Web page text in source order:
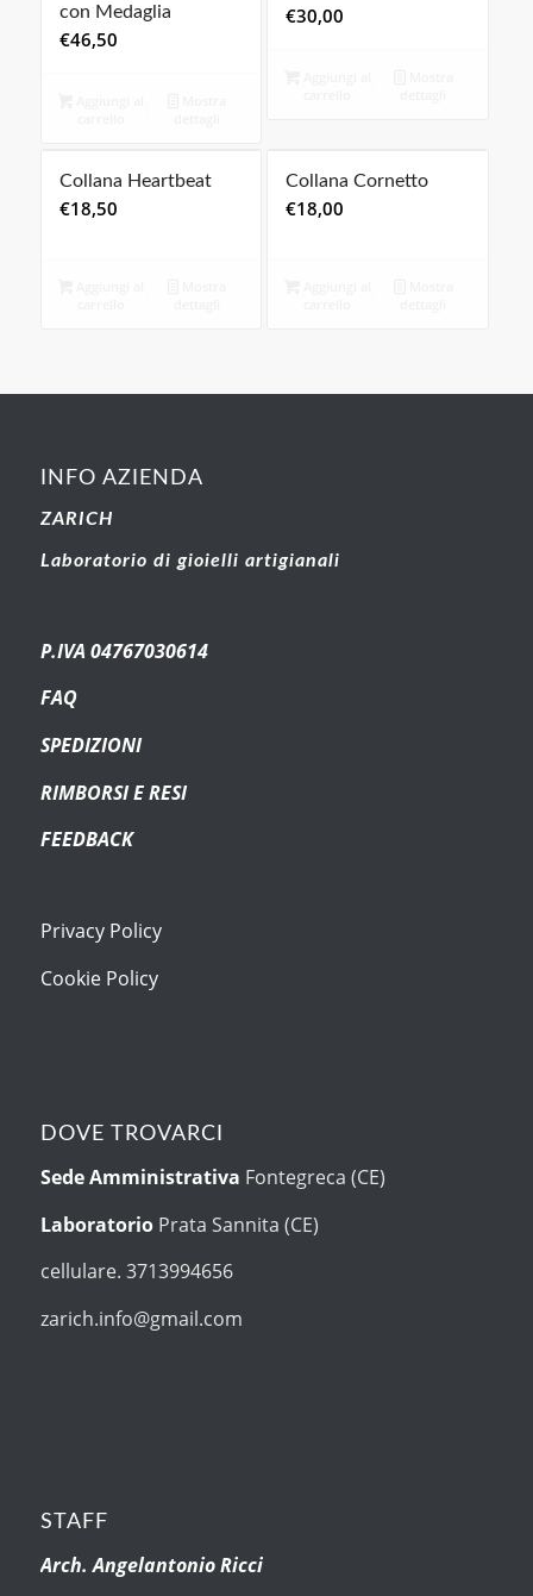
con Medaglia
€46,50
€30,00
Collana Heartbeat
€18,50
Collana Cornetto
€18,00
INFO AZIENDA
ZARICH
Laboratorio di gioielli artigianali
P.IVA 04767030614
FAQ
SPEDIZIONI
RIMBORSI E RESI
FEEDBACK
Privacy Policy
Cookie Policy
DOVE TROVARCI
Sede Amministrativa Fontegreca (CE)
Laboratorio Prata Sannita (CE)
cellulare. 3713994656
zarich.info@gmail.com
STAFF
Arch. Angelantonio Ricci